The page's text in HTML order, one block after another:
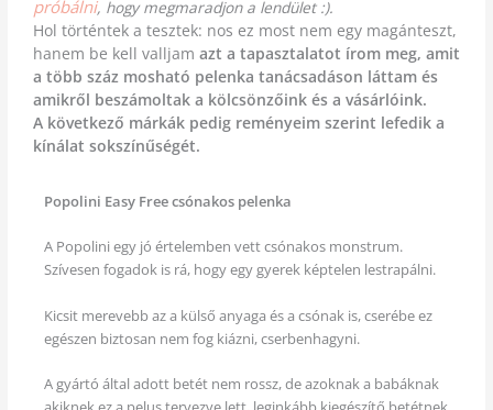
próbálni, hogy megmaradjon a lendület :).
Hol történtek a tesztek: nos ez most nem egy magánteszt,
hanem be kell valljam azt a tapasztalatot írom meg, amit
a több száz mosható pelenka tanácsadáson láttam és
amikről beszámoltak a kölcsönzőink és a vásárlóink.
A következő márkák pedig reményeim szerint lefedik a
kínálat sokszínűségét.
Popolini Easy Free csónakos pelenka
A Popolini egy jó értelemben vett csónakos monstrum.
Szívesen fogadok is rá, hogy egy gyerek képtelen lestrapálni.
Kicsit merevebb az a külső anyaga és a csónak is, cserébe ez
egészen biztosan nem fog kiázni, cserbenhagyni.
A gyártó által adott betét nem rossz, de azoknak a babáknak